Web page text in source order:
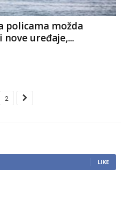
policama možda
uređaje,...
2
LIKE